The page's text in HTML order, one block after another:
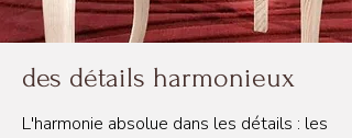
des détails harmonieux
L'harmonie absolue dans les détails : les